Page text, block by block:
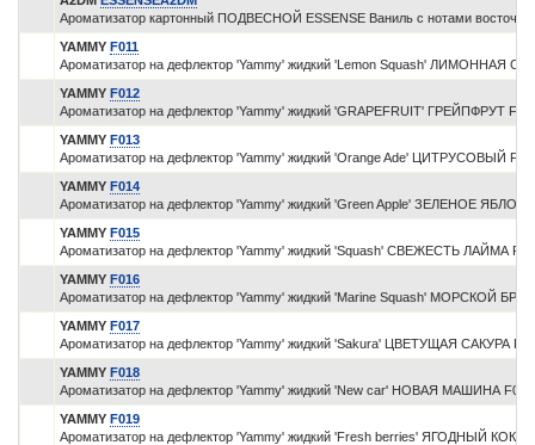
Ароматизатор картонный ПОДВЕСНОЙ ESSENSE Ваниль с нотами
YAMMY F011
Ароматизатор на дефлектор 'Yammy' жидкий 'Lemon Squash' ЛИМОННАЯ
YAMMY F012
Ароматизатор на дефлектор 'Yammy' жидкий 'GRAPEFRUIT' ГРЕЙПФРУТ
YAMMY F013
Ароматизатор на дефлектор 'Yammy' жидкий 'Orange Ade' ЦИТРУСОВЫЙ
YAMMY F014
Ароматизатор на дефлектор 'Yammy' жидкий 'Green Apple' ЗЕЛЕНОЕ
YAMMY F015
Ароматизатор на дефлектор 'Yammy' жидкий 'Squash' СВЕЖЕСТЬ ЛАЙМА
YAMMY F016
Ароматизатор на дефлектор 'Yammy' жидкий 'Marine Squash' МОРСКОЙ
YAMMY F017
Ароматизатор на дефлектор 'Yammy' жидкий 'Sakura' ЦВЕТУЩАЯ САКУРА
YAMMY F018
Ароматизатор на дефлектор 'Yammy' жидкий 'New car' НОВАЯ МАШИНА F018
YAMMY F019
Ароматизатор на дефлектор 'Yammy' жидкий 'Fresh berries' ЯГОДНЫЙ